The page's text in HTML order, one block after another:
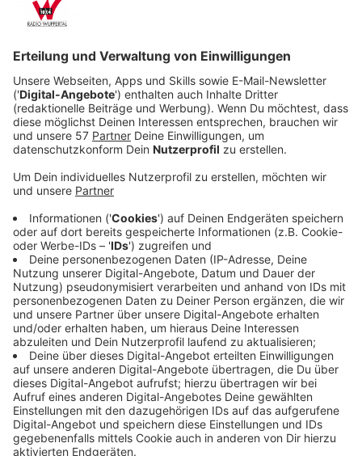
Simon verzweifelt auf die Suche und findet Paige
schließlich verletzt und unter Drogeneinfluss in
einem Park. Doch das Wiedersehen eskaliert
Veröffentlicht:Donnerstag, 25.12.2025 20:50
Anzeige
Willen, seine Tochter zu retten, taucht Simon immer
tiefer in eine düstere Unterwelt ein. Dabei stößt er auf
gefährliche Geheimnisse, die nicht nur Paiges
Schicksal betreffen, sondern auch die dunklen Risse in
seiner eigenen Familie offenlegen.
Streaming-Dienst: Netflix
Anzeige
Wir benötigen Ihre